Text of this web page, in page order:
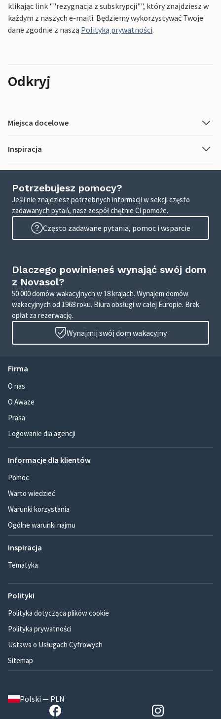
klikając link ""rezygnacja z subskrypcji"", który znajdziesz w
każdym z naszych e-maili. Będziemy wykorzystywać Twoje
dane zgodnie z naszą Polityką prywatności.
Odkryj
Miejsca docelowe
Inspiracja
Potrzebujesz pomocy?
Jeśli nie znajdziesz potrzebnych informacji w sekcji często
zadawanych pytań, nasz zespół chętnie Ci pomoże.
Często zadawane pytania, pomoc i wsparcie
Dlaczego powinieneś wynająć swój dom
z Novasol?
50 000 domów wakacyjnych w 18 krajach. Wynajem domów
wakacyjnych od 1968 roku. Biura obsługi w całej Europie. Brak
opłat za rezerwację.
Wynajmij swój dom wakacyjny
Firma
O nas
O Awaze
Prasa
Logowanie dla agencji
Informacje dla klientów
Pomoc
Warto wiedzieć
Warunki korzystania
Ogólne warunki najmu
Inspiracja
Tematyka
Polityki
Polityka dotycząca plików cookie
Polityka prywatności
Ustawa o Usługach Cyfrowych
Sitemap
Polski — PLN